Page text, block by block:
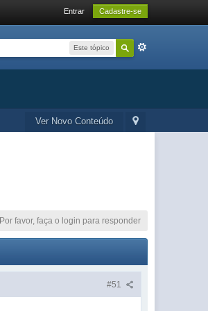
Entrar Cadastre-se
Este tópico
Ver Novo Conteúdo
Por favor, faça o login para responder
#51